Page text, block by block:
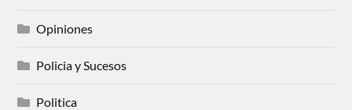
Opiniones
Policia y Sucesos
Politica